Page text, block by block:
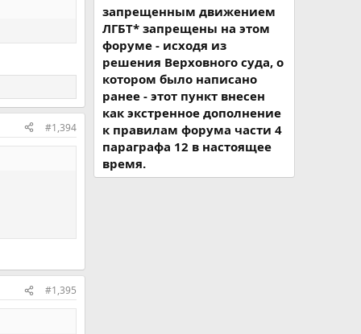
#1,394
#1,395
запрещенным движением
ЛГБТ* запрещены на этом
форуме - исходя из
решения Верховного суда, о
котором было написано
ранее - этот пункт внесен
как экстренное дополнение
к правилам форума части 4
параграфа 12 в настоящее
время.